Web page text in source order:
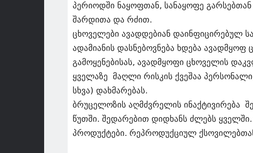
პერიოდში ნაყოფთან, სანაყოფე
შარდითა და რძით.
ცხოველები ავადდებიან დაინფიცირებულ
ადამიანის დასნებოვნება ხდება
გამოყენებისას, ავადმყოფი ცხოველის
ყველაზე მაღლი რისკის ქვეშაა
სხვა) დახმარებას.
ბრუცელოზის აღმძვრელის ინაქტივირება
წუთში. შედარებით დიდხანს ძლებს
პროდუქტები. რეპროდუქციულ